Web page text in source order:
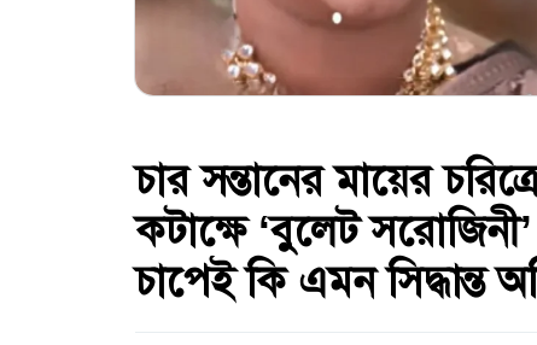
চার সন্তানের মায়ের
কটাক্ষে ‘বুলেট
চাপেই কি এমন সিদ্ধান্ত